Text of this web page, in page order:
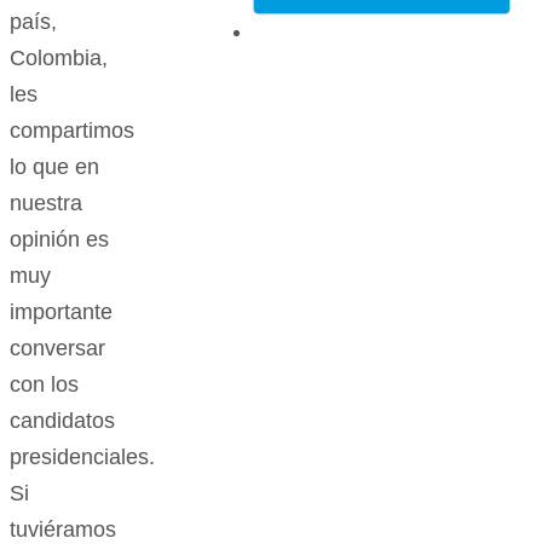
país,
Colombia,
les
compartimos
lo que en
nuestra
opinión es
muy
importante
conversar
con los
candidatos
presidenciales.
Si
tuviéramos